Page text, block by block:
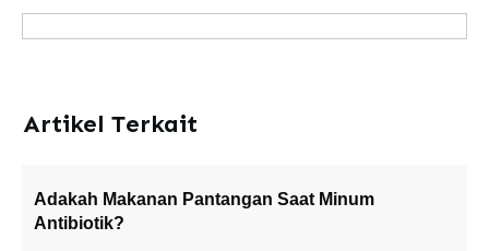
Artikel Terkait
Adakah Makanan Pantangan Saat Minum
Antibiotik?